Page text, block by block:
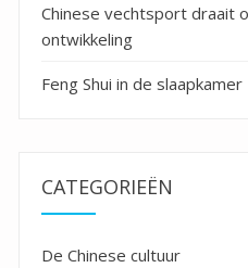
Chinese vechtsport draait
ontwikkeling
Feng Shui in de slaapkamer
CATEGORIEËN
De Chinese cultuur